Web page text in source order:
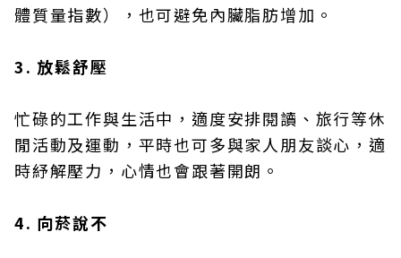
體質量指數），也可避免內臟脂肪增加。
3. 放鬆舒壓
忙碌的工作與生活中，適度安排閱讀、旅行等休
閒活動及運動，平時也可多與家人朋友談心，適
時紓解壓力，心情也會跟著開朗。
4. 向菸說不